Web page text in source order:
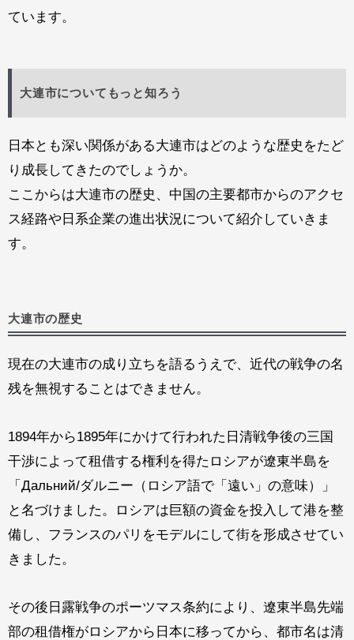
ています。
大連市についてもっと知ろう
日本とも深い関係がある大連市はどのような歴史をたど
り成長してきたのでしょうか。
ここからは大連市の歴史、中国の主要都市からのアクセ
ス経路や日系企業の進出状況について紹介していきま
す。
大連市の歴史
現在の大連市の成り立ちを語るうえで、近代の戦争の名
残を無視することはできません。
1894年から1895年にかけて行われた日清戦争後の三国
干渉によって租借する権利を得たロシアが遼東半島を
「Дальний/ダルニー（ロシア語で「遠い」の意味）」
と名づけました。ロシアは巨額の資金を投入して港を整
備し、フランスのパリをモデルにして街を形成させてい
きました。
その後日露戦争のポーツマス条約により、遼東半島先端
部の租借権がロシアから日本に移ってから、都市名は清